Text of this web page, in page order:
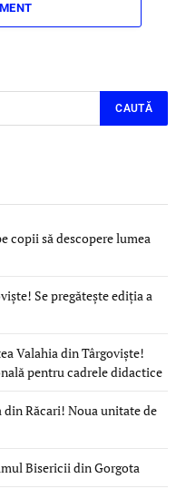
copii să descopere lumea
Se pregătește ediția a
Valahia din Târgoviște!
pentru cadrele didactice
Răcari! Noua unitate de
Bisericii din Gorgota